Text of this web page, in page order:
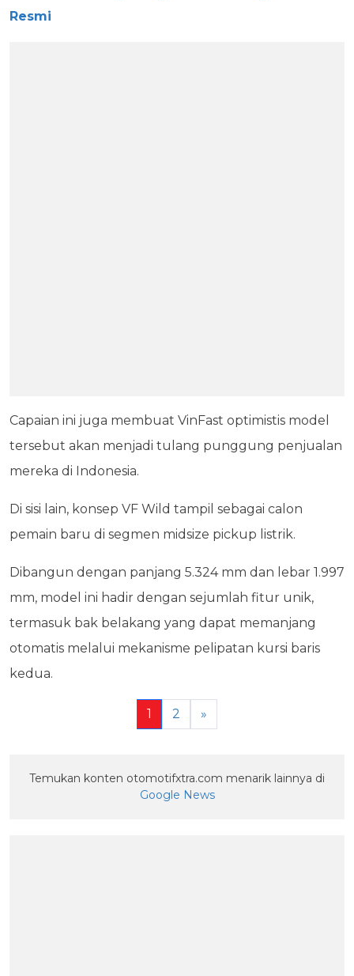
Resmi
Capaian ini juga membuat VinFast optimistis model
tersebut akan menjadi tulang punggung penjualan
mereka di Indonesia.
Di sisi lain, konsep VF Wild tampil sebagai calon
pemain baru di segmen midsize pickup listrik.
Dibangun dengan panjang 5.324 mm dan lebar 1.997
mm, model ini hadir dengan sejumlah fitur unik,
termasuk bak belakang yang dapat memanjang
otomatis melalui mekanisme pelipatan kursi baris
kedua.
1 2 »
Temukan konten otomotifxtra.com menarik lainnya di
Google News